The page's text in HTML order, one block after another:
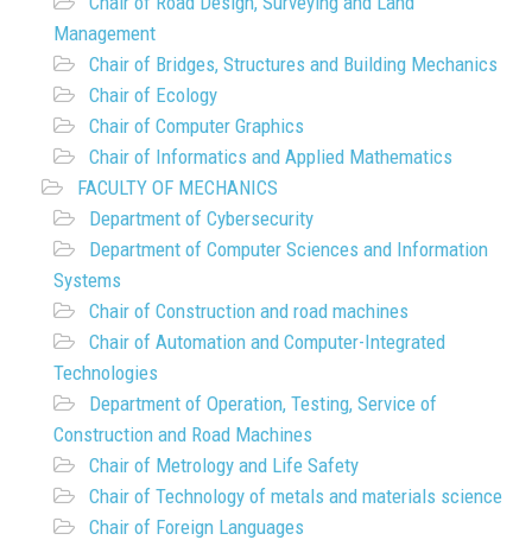
Management
Chair of Bridges, Structures and Building Mechanics
Chair of Ecology
Chair of Computer Graphics
Chair of Informatics and Applied Mathematics
FACULTY OF MECHANICS
Department of Cybersecurity
Department of Computer Sciences and Information
Systems
Chair of Construction and road machines
Chair of Automation and Computer-Integrated
Technologies
Department of Operation, Testing, Service of
Construction and Road Machines
Chair of Metrology and Life Safety
Chair of Technology of metals and materials science
Chair of Foreign Languages